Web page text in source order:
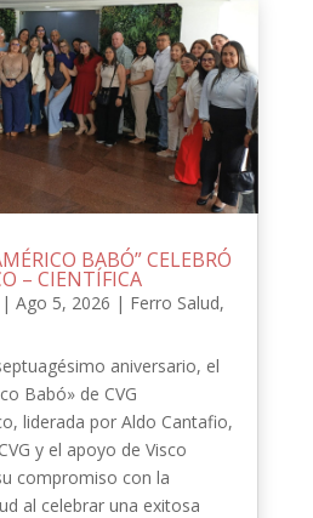
BABÓ” CELEBRÓ
– CIENTÍFICA
| Ago 5, 2026 | Ferro Salud,
aniversario, el
Babó» de CVG
liderada por Aldo Cantafio,
y el apoyo de Visco
compromiso con la
al celebrar una exitosa